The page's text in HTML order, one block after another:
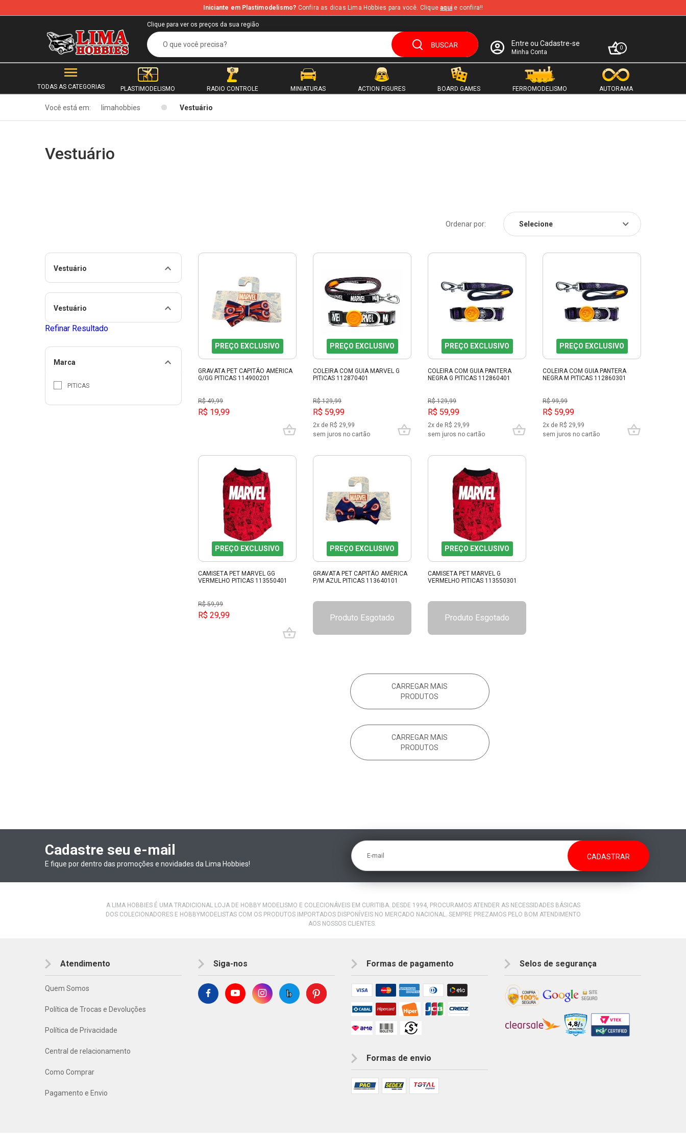
b
Iniciante em Plastimodelismo? Confira as dicas Lima Hobbies para você. Cliqueaqui e confira!!
Clique para ver os preços da sua região
Entre ou Cadastre-se
Minha Conta
0
TODAS AS CATEGORIAS PLASTIMODELISMO RADIO CONTROLE MINIATURAS ACTION FIGURES BOARD GAMES FERROMODELISMO AUTORAMA
Você está em: limahobbies Vestuário
Vestuário
Vestuário
Vestuário
Refinar Resultado
Marca
PITICAS
Ordenar por:
PREÇO EXCLUSIVO
GRAVATA PET CAPITÃO AMÉRICA
G/GG PITICAS 114900201
R$ 49,99
R$ 19,99
PREÇO EXCLUSIVO
COLEIRA COM GUIA MARVEL G
PITICAS 112870401
R$ 129,99
R$ 59,99
2x de R$ 29,99
sem juros no cartão
PREÇO EXCLUSIVO
COLEIRA COM GUIA PANTERA
NEGRA G PITICAS 112860401
R$ 129,99
R$ 59,99
2x de R$ 29,99
sem juros no cartão
PREÇO EXCLUSIVO
COLEIRA COM GUIA PANTERA
NEGRA M PITICAS 112860301
R$ 99,99
R$ 59,99
2x de R$ 29,99
sem juros no cartão
PREÇO EXCLUSIVO
CAMISETA PET MARVEL GG
VERMELHO PITICAS 113550401
R$ 59,99
R$ 29,99
PREÇO EXCLUSIVO
GRAVATA PET CAPITÃO AMÉRICA
P/M AZUL PITICAS 113640101
Produto Esgotado
PREÇO EXCLUSIVO
CAMISETA PET MARVEL G
VERMELHO PITICAS 113550301
Produto Esgotado
CARREGAR MAIS
PRODUTOS
CARREGAR MAIS
PRODUTOS
Cadastre seu e-mail
E fique por dentro das promoções e novidades da Lima Hobbies!
E-mail
A LIMA HOBBIES É UMA TRADICIONAL LOJA DE HOBBY MODELISMO E COLECIONÁVEIS EM CURITIBA. DESDE 1994, PROCURAMOS ATENDER AS NECESSIDADES BÁSICAS
DOS COLECIONADORES E HOBBYMODELISTAS COM OS PRODUTOS IMPORTADOS DISPONÍVEIS NO MERCADO NACIONAL. SEMPRE PREZAMOS PELO BOM ATENDIMENTO
AOS NOSSOS CLIENTES.
Atendimento
Quem Somos
Política de Trocas e Devoluções
Política de Privacidade
Central de relacionamento
Como Comprar
Pagamento e Envio
Siga-nos Formas de pagamento
Formas de envio
Selos de segurança